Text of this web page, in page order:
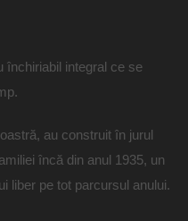
închiriabil integral ce se
au construit în jurul
încă din anul 1935, un
liber pe tot parcursul anului.